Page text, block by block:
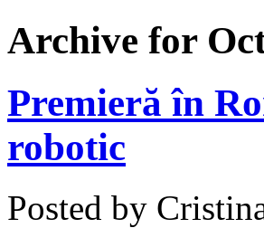
Archive for
Premieră în
robotic
Posted by